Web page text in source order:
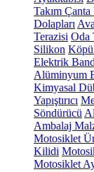
Takım
Dolapları
Terazisi Oda
Silikon
Elektrik
Alüminyum
Kimyasal
Yapıştırıcı
Söndürücü
Ambalaj
Motosiklet
Kilidi
Motosiklet